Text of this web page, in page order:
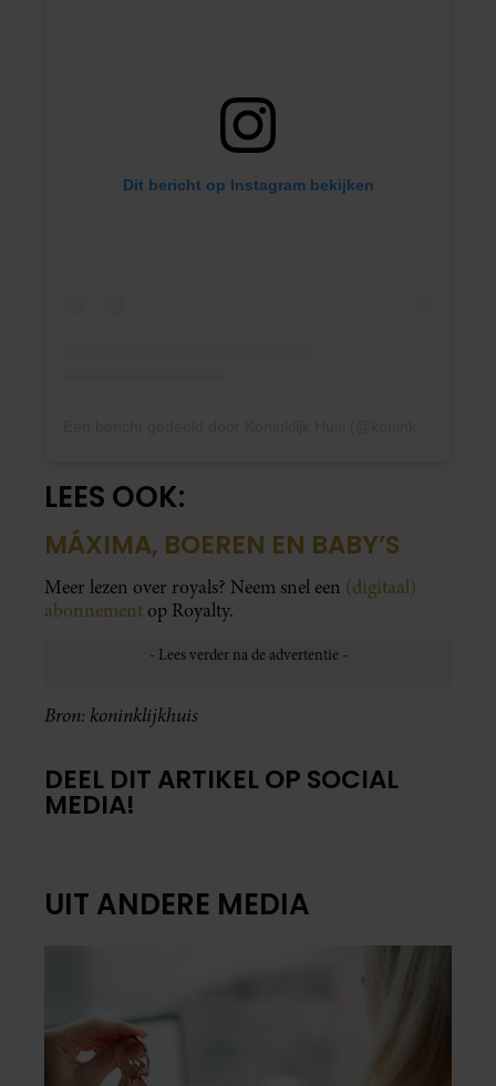
Dit bericht op Instagram bekijken
LEES OOK:
MÁXIMA, BOEREN EN BABY’S
Meer lezen over royals? Neem snel een (digitaal)
abonnement op Royalty.
Bron: koninklijkhuis
DEEL DIT ARTIKEL OP SOCIAL
MEDIA!
UIT ANDERE MEDIA